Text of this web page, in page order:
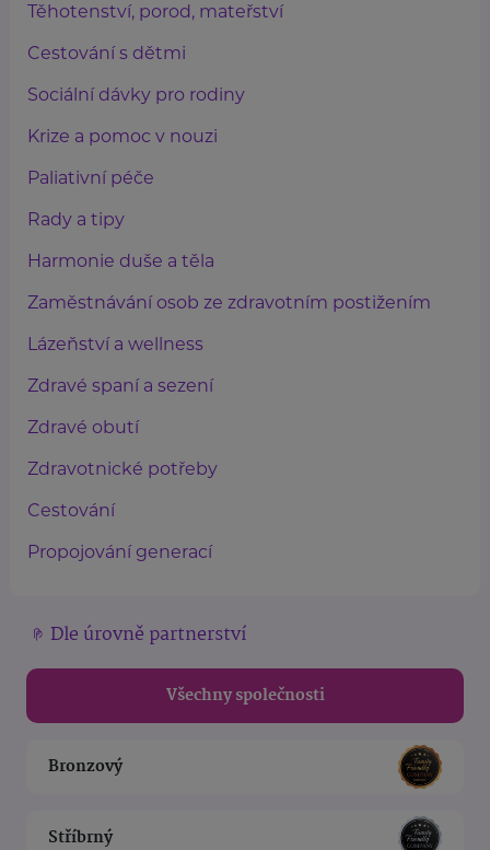
Těhotenství, porod, mateřství
Cestování s dětmi
Sociální dávky pro rodiny
Krize a pomoc v nouzi
Paliativní péče
Rady a tipy
Harmonie duše a těla
Zaměstnávání osob ze zdravotním postižením
Lázeňství a wellness
Zdravé spaní a sezení
Zdravé obutí
Zdravotnické potřeby
Cestování
Propojování generací
Dle úrovně partnerství
Všechny společnosti
Bronzový
Stříbrný